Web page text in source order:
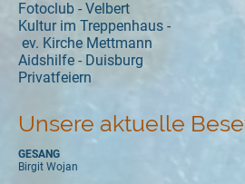
Fotoclub - Velbert
Kultur im Treppenhaus -
ev. Kirche Mettmann
Aidshilfe - Duisburg
Privatfeiern
Unsere aktuelle
GESANG
Birgit Wojan